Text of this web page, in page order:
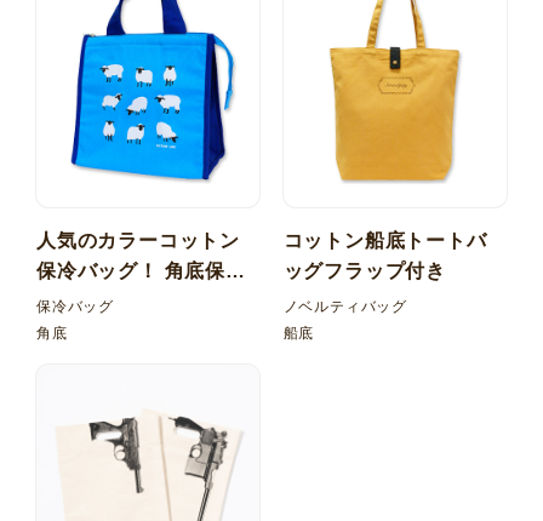
人気のカラーコットン
保冷バッグ！ 角底保冷
バッグ
保冷バッグ
角底
コットン船底トートバ
ッグフラップ付き
ノベルティバッグ
船底